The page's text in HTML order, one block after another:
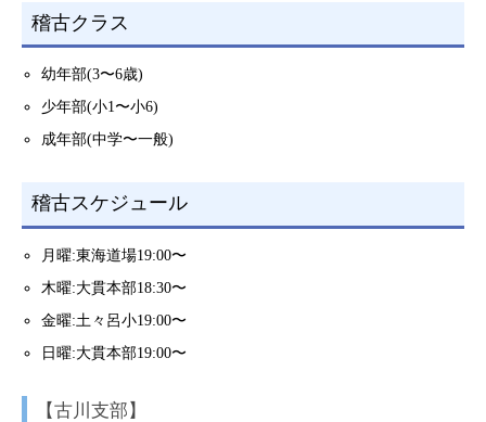
稽古クラス
幼年部(3〜6歳)
少年部(小1〜小6)
成年部(中学〜一般)
稽古スケジュール
月曜:東海道場19:00〜
木曜:大貫本部18:30〜
金曜:土々呂小19:00〜
日曜:大貫本部19:00〜
【古川支部】